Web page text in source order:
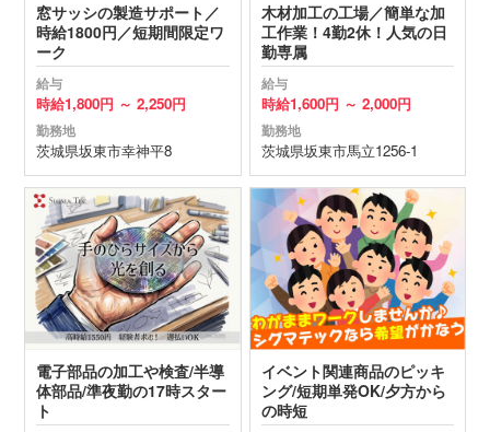
窓サッシの製造サポート／
時給1800円／短期間限定ワ
ーク
給与
時給1,800円 ～ 2,250円
勤務地
茨城県坂東市幸神平8
木材加工の工場／簡単な加
工作業！4勤2休！人気の日
勤専属
給与
時給1,600円 ～ 2,000円
勤務地
茨城県坂東市馬立1256-1
電子部品の加工や検査/半導
体部品/準夜勤の17時スター
ト
イベント関連商品のピッキ
ング/短期単発OK/夕方から
の時短